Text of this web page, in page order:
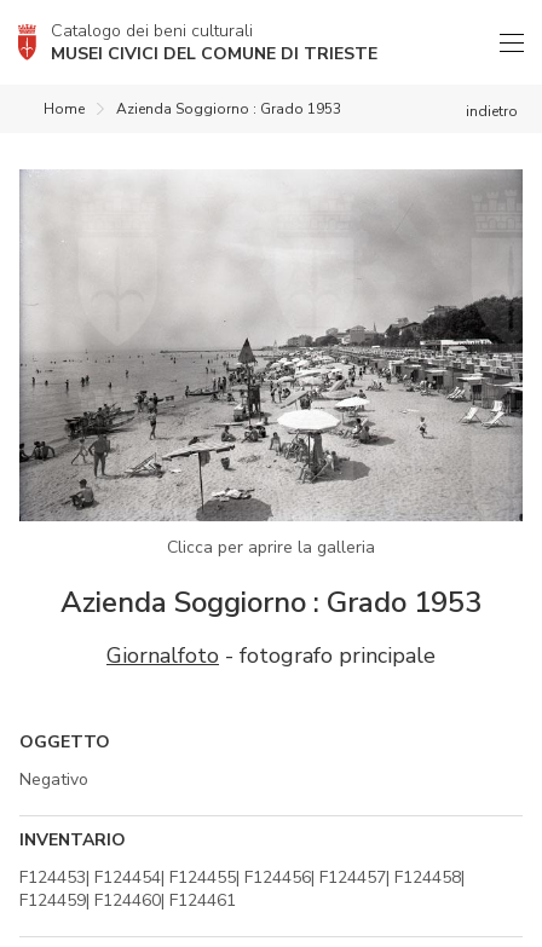
Catalogo dei beni culturali
MUSEI CIVICI DEL COMUNE DI TRIESTE
indietro
Home Azienda Soggiorno : Grado 1953
Clicca per aprire la galleria
Azienda Soggiorno : Grado 1953
Giornalfoto - fotografo principale
OGGETTO
Negativo
INVENTARIO
F124453| F124454| F124455| F124456| F124457| F124458|
F124459| F124460| F124461